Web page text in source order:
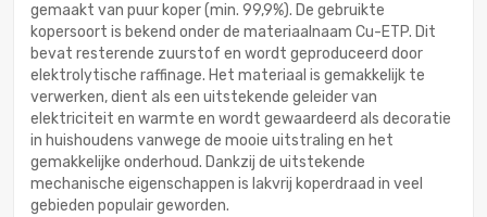
gemaakt van puur koper (min. 99,9%). De gebruikte
kopersoort is bekend onder de materiaalnaam Cu-ETP. Dit
bevat resterende zuurstof en wordt geproduceerd door
elektrolytische raffinage. Het materiaal is gemakkelijk te
verwerken, dient als een uitstekende geleider van
elektriciteit en warmte en wordt gewaardeerd als decoratie
in huishoudens vanwege de mooie uitstraling en het
gemakkelijke onderhoud. Dankzij de uitstekende
mechanische eigenschappen is lakvrij koperdraad in veel
gebieden populair geworden.